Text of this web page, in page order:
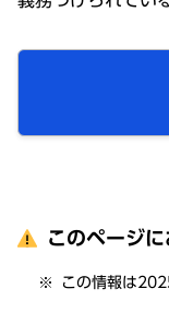
このページ
この情報は